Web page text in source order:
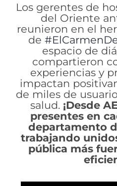
Los gerentes de
del Oriente
reunieron en el
de
espacio de
compartieron
experiencias y
impactan
de miles de
salud. ¡Desde
presentes en
departamento
trabajando
pública más